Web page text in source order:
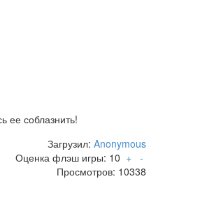
ее соблазнить!
Загрузил: Anonymous
Оценка флэш игры: 10 + -
Просмотров: 10338